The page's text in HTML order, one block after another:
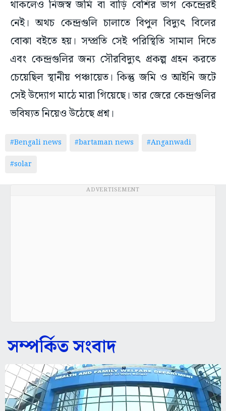
থাকলেও নিজস্ব জমি বা বাড়ি বেশির ভাগ কেন্দ্রেরই
নেই। অথচ কেন্দ্রগুলি চালাতে বিপুল বিদ্যুৎ বিলের
বোঝা বইতে হয়। সম্প্রতি সেই পরিস্থিতি সামাল দিতে
এবং কেন্দ্রগুলির জন্য সৌরবিদ্যুৎ প্রকল্প গ্রহন করতে
চেয়েছিল স্থানীয় পঞ্চায়েত। কিন্তু জমি ও আইনি জটে
সেই উদ্যোগ মাঠে মারা গিয়েছে। তার জেরে কেন্দ্রগুলির
ভবিষ্যত নিয়েও উঠেছে প্রশ্ন।
#Bengali news #bartaman news
#Anganwadi
#solar
ADVERTISEMENT
সম্পর্কিত সংবাদ